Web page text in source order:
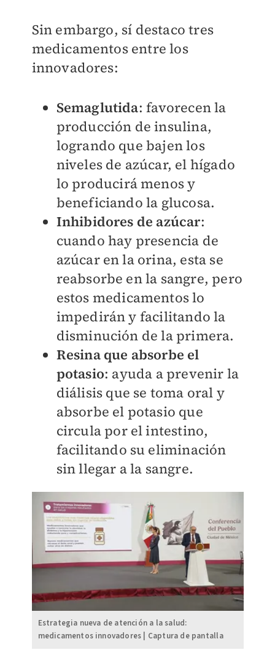
Sin embargo, sí destaco tres
medicamentos entre los
innovadores:
Semaglutida: favorecen la
producción de insulina,
logrando que bajen los
niveles de azúcar, el hígado
lo producirá menos y
beneficiando la glucosa.
Inhibidores de azúcar:
cuando hay presencia de
azúcar en la orina, esta se
reabsorbe en la sangre, pero
estos medicamentos lo
impedirán y facilitando la
disminución de la primera.
Resina que absorbe el
potasio: ayuda a prevenir la
diálisis que se toma oral y
absorbe el potasio que
circula por el intestino,
facilitando su eliminación
sin llegar a la sangre.
Estrategia nueva de atención a la salud:
medicamentos innovadores | Captura de pantalla